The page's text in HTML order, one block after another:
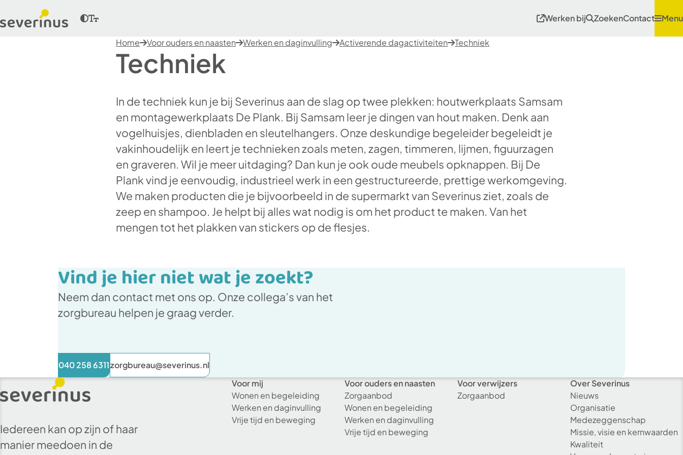
Werken bij ZoekenContact Menu
Home Voor ouders en naasten Werken en daginvulling Activerende dagactiviteiten Techniek
Techniek
In de techniek kun je bij Severinus aan de slag op twee plekken: houtwerkplaats Samsam
en montagewerkplaats De Plank. Bij Samsam leer je dingen van hout maken. Denk aan
vogelhuisjes, dienbladen en sleutelhangers. Onze deskundige begeleider begeleidt je
vakinhoudelijk en leert je technieken zoals meten, zagen, timmeren, lijmen, figuurzagen
en graveren. Wil je meer uitdaging? Dan kun je ook oude meubels opknappen. Bij De
Plank vind je eenvoudig, industrieel werk in een gestructureerde, prettige werkomgeving.
We maken producten die je bijvoorbeeld in de supermarkt van Severinus ziet, zoals de
zeep en shampoo. Je helpt bij alles wat nodig is om het product te maken. Van het
mengen tot het plakken van stickers op de flesjes.
Vind je hier niet wat je zoekt?
Neem dan contact met ons op. Onze collega’s van het
zorgbureau helpen je graag verder.
040 258 6311zorgbureau@severinus.nl
Iedereen kan op zijn of haar
manier meedoen in de
Voor mij
Wonen en begeleiding
Werken en daginvulling
Vrije tijd en beweging
Voor ouders en naasten
Zorgaanbod
Wonen en begeleiding
Werken en daginvulling
Vrije tijd en beweging
Voor verwijzers
Zorgaanbod
Over Severinus
Nieuws
Organisatie
Medezeggenschap
Missie, visie en kernwaarden
Kwaliteit